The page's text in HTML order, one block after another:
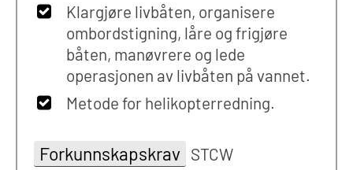
Klargjøre livbåten, organisere
ombordstigning, låre og frigjøre
båten, manøvrere og lede
operasjonen av livbåten på vannet.
Metode for helikopterredning.
Forkunnskapskrav STCW